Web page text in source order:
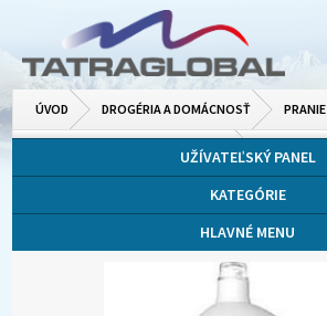
ÚVOD DROGÉRIA A DOMÁCNOSŤ PRANIE
PRÁŠKY, GÉLY, KAPSULE NA PRANIEUŽÍVATEĽSKÝ PANEL
KATEGÓRIE
HLAVNÉ MENU